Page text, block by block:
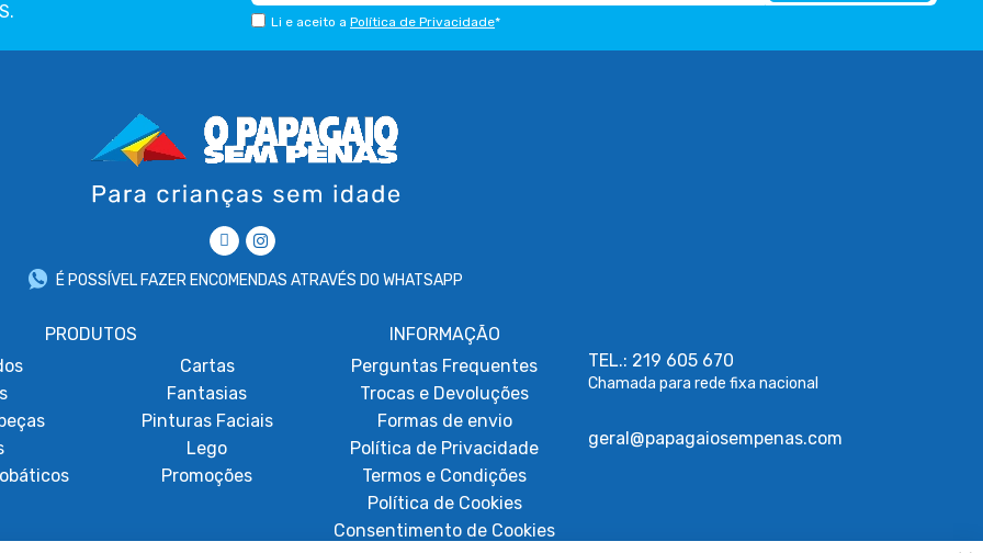
Li e aceito a Política de Privacidade*
É POSSÍVEL FAZER ENCOMENDAS ATRAVÉS DO WHATSAPP
PRODUTOS
Cartas
Fantasias
Pinturas Faciais
Lego
Promoções
INFORMAÇÃO
Perguntas Frequentes
Trocas e Devoluções
Formas de envio
Política de Privacidade
Termos e Condições
Política de Cookies
Consentimento de Cookies
TEL.: 219 605 670
Chamada para rede fixa nacional
geral@papagaiosempenas.com